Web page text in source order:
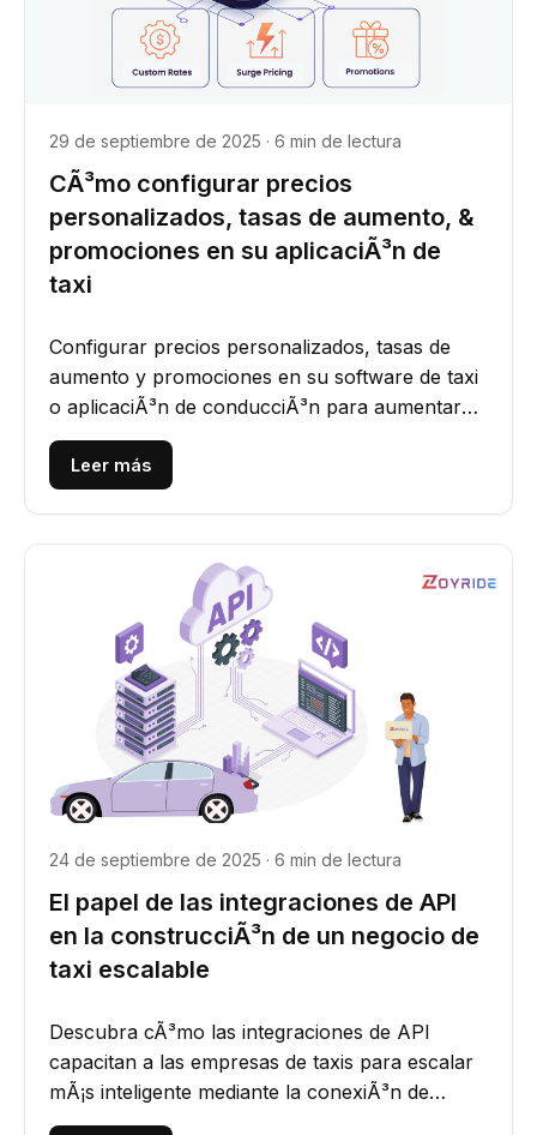
29 de septiembre de 2025 · 6 min de lectura
CÃ³mo configurar precios
personalizados, tasas de aumento, &
promociones en su aplicaciÃ³n de
taxi
Configurar precios personalizados, tasas de
aumento y promociones en su software de taxi
o aplicaciÃ³n de conducciÃ³n para aumentar
los ingresos y mejorar la...
Leer más
24 de septiembre de 2025 · 6 min de lectura
El papel de las integraciones de API
en la construcciÃ³n de un negocio de
taxi escalable
Descubra cÃ³mo las integraciones de API
capacitan a las empresas de taxis para escalar
mÃ¡s inteligente mediante la conexiÃ³n de
envÃ­o, pagos, mensajerÃ­a y...